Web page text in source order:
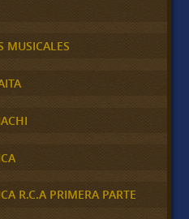
MUSICALES
R.C.A PRIMERA PARTE